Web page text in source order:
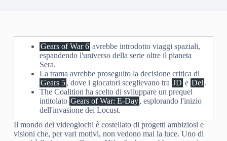
Gears of War 6 avrebbe introdotto viaggi spaziali,
espandendo l'universo della serie oltre il pianeta
Sera.
La trama avrebbe proseguito la decisione critica di
Gears 5, dove i giocatori sceglievano tra JD e Del .
The Coalition ha scelto di sviluppare un prequel
intitolato Gears of War: E-Day, esplorando l'inizio
dell'invasione dei Locust.
Il mondo dei videogiochi è costellato di progetti ambiziosi e
visioni che, per vari motivi, non vedono mai la luce. Uno di